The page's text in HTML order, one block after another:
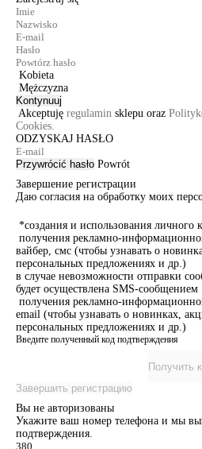
Kobieta
Mężczyzna
Kontynuuj
Akceptuję regulamin sklepu oraz
Cookies.
ODZYSKAJ HASŁO
Przywrócić hasło Powrót
Завершение регистрации
Даю согласия на обработку моих
*создания и использования личного
получения рекламно-
вайбер, смс (чтобы узнавать о
персональных предложениях и др.)
в случае невозможности отправки
будет осуществлена SMS-сообщением
получения рекламно-
email (чтобы узнавать о новинках,
персональных предложениях и др.)
Введите полученный код подтверждения
Получить
Завершить регистрацию
Вы не авторизованы
Укажите ваш номер телефона и мы
подтверждения.